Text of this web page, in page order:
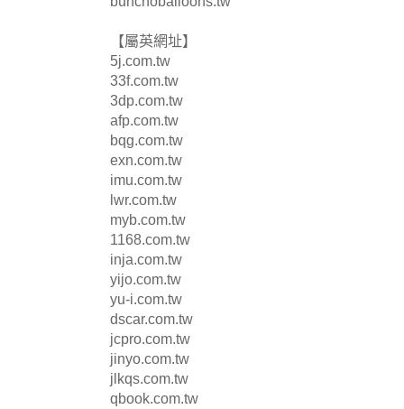
【屬英網址】
5j.com.tw
33f.com.tw
3dp.com.tw
afp.com.tw
bqg.com.tw
exn.com.tw
imu.com.tw
lwr.com.tw
myb.com.tw
1168.com.tw
inja.com.tw
yijo.com.tw
yu-i.com.tw
dscar.com.tw
jcpro.com.tw
jinyo.com.tw
jlkqs.com.tw
qbook.com.tw